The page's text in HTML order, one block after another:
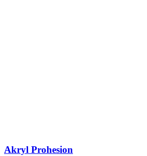
Akryl Prohesion